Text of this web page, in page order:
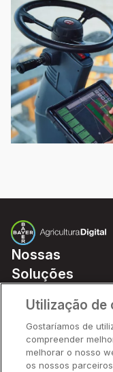
Nossas
Soluções
Parceiros
Hardware
Ajuda Rápida
Utilização de
Gostaríamos de
compreender
melhorar o nosso
os nossos